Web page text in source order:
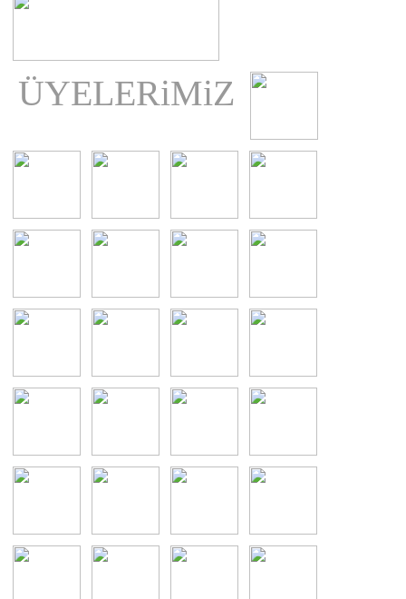
ÜYELERiMiZ